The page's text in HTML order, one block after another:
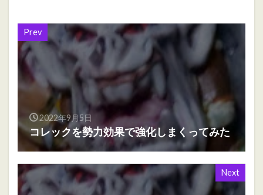
Prev
2022年9月5日
コレックを勢力効果で強化しまくってみた
Next